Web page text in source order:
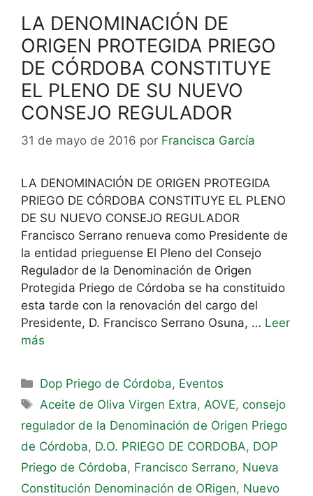
LA DENOMINACIÓN DE
ORIGEN PROTEGIDA PRIEGO
DE CÓRDOBA CONSTITUYE
EL PLENO DE SU NUEVO
CONSEJO REGULADOR
31 de mayo de 2016 por Francisca García
LA DENOMINACIÓN DE ORIGEN PROTEGIDA
PRIEGO DE CÓRDOBA CONSTITUYE EL PLENO
DE SU NUEVO CONSEJO REGULADOR
Francisco Serrano renueva como Presidente de
la entidad prieguense El Pleno del Consejo
Regulador de la Denominación de Origen
Protegida Priego de Córdoba se ha constituido
esta tarde con la renovación del cargo del
Presidente, D. Francisco Serrano Osuna, … Leer
más
Dop Priego de Córdoba, Eventos
Aceite de Oliva Virgen Extra,AOVE,consejo
regulador de la Denominación de Origen Priego
de Córdoba, D.O. PRIEGO DE CORDOBA, DOP
Priego de Córdoba, Francisco Serrano, Nueva
Constitución Denominación de ORigen, Nuevo